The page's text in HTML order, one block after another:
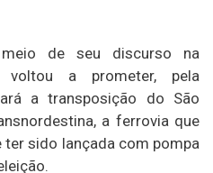
de seu discurso na
voltou a prometer, pela
a transposição do São
a ferrovia que
ter sido lançada com pompa